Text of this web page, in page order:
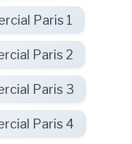
Paris 1
Paris 2
Paris 3
Paris 4